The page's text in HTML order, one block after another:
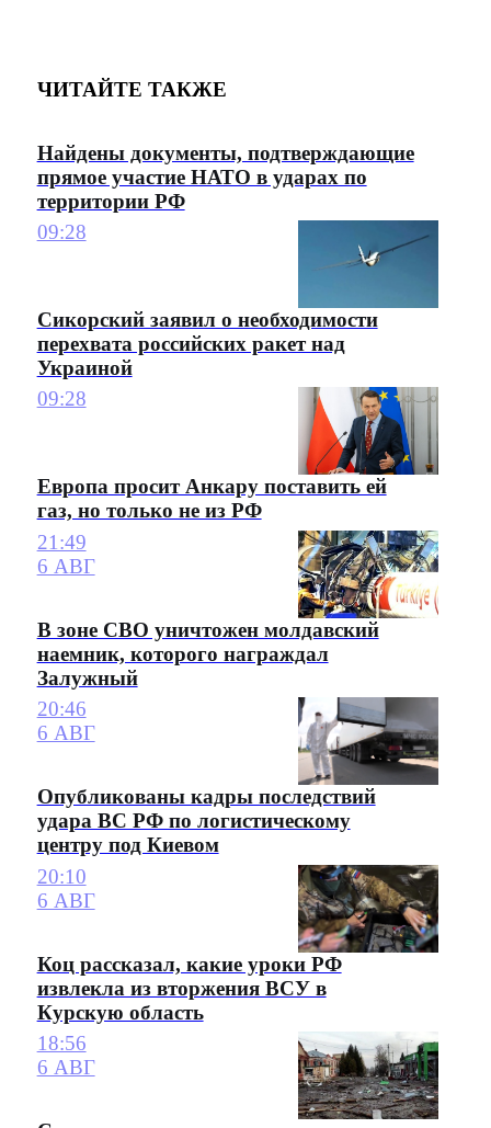
ЧИТАЙТЕ ТАКЖЕ
Найдены документы, подтверждающие
прямое участие НАТО в ударах по
территории РФ
09:28
Сикорский заявил о необходимости
перехвата российских ракет над
Украиной
09:28
Европа просит Анкару поставить ей
газ, но только не из РФ
21:49
6 АВГ
В зоне СВО уничтожен молдавский
наемник, которого награждал
Залужный
20:46
6 АВГ
Опубликованы кадры последствий
удара ВС РФ по логистическому
центру под Киевом
20:10
6 АВГ
Коц рассказал, какие уроки РФ
извлекла из вторжения ВСУ в
Курскую область
18:56
6 АВГ